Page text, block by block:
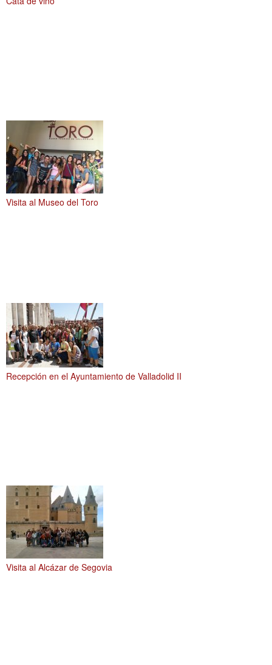
Visita al Museo del Toro
Recepción en el Ayuntamiento de Valladolid II
Visita al Alcázar de Segovia